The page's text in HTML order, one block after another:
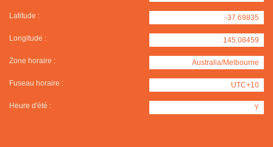
Latitude : -37.69835
Longitude : 145.08459
Zone horaire : Australia/Melbourne
Fuseau horaire : UTC+10
Heure d'été : Y